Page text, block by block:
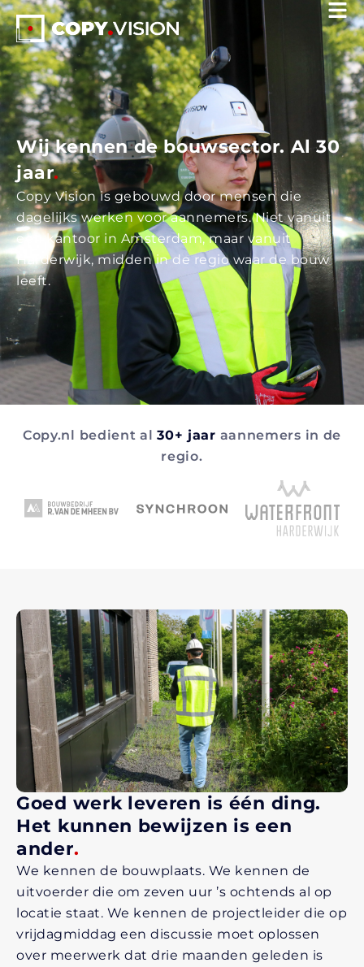
Wij kennen de bouwsector. Al 30
jaar.
Copy Vision is gebouwd door mensen die
dagelijks werken voor aannemers. Niet vanuit
een kantoor in Amsterdam, maar vanuit
Harderwijk, midden in de regio waar de bouw
leeft.
Copy.nl bedient al30+ jaar aannemers in de
regio.
Goed werk leveren is één ding.
Het kunnen bewijzen is een
ander.
We kennen de bouwplaats. We kennen de
uitvoerder die om zeven uur ’s ochtends al op
locatie staat. We kennen de projectleider die op
vrijdagmiddag een discussie moet oplossen
over meerwerk dat drie maanden geleden is